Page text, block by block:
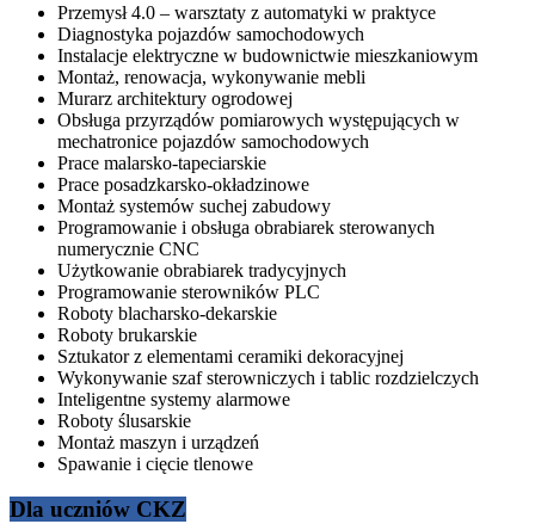
Przemysł 4.0 – warsztaty z automatyki w praktyce
Diagnostyka pojazdów samochodowych
Instalacje elektryczne w budownictwie mieszkaniowym
Montaż, renowacja, wykonywanie mebli
Murarz architektury ogrodowej
Obsługa przyrządów pomiarowych występujących w
mechatronice pojazdów samochodowych
Prace malarsko-tapeciarskie
Prace posadzkarsko-okładzinowe
Montaż systemów suchej zabudowy
Programowanie i obsługa obrabiarek sterowanych
numerycznie CNC
Użytkowanie obrabiarek tradycyjnych
Programowanie sterowników PLC
Roboty blacharsko-dekarskie
Roboty brukarskie
Sztukator z elementami ceramiki dekoracyjnej
Wykonywanie szaf sterowniczych i tablic rozdzielczych
Inteligentne systemy alarmowe
Roboty ślusarskie
Montaż maszyn i urządzeń
Spawanie i cięcie tlenowe
Dla uczniów CKZ